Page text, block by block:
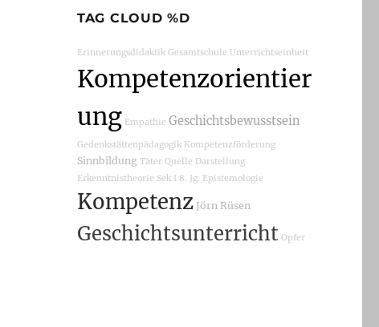
TAG CLOUD %D
Erinnerungsdidaktik Gesamtschule Unterrichtseinheit
Kompetenzorientier
ung Empathie Geschichtsbewusstsein
Gedenkstättenpädagogik Kompetenzförderung
Sinnbildung Täter Quelle Darstellung
Erkenntnistheorie Sek I 8. Jg. Epistemologie
Kompetenz Jörn Rüsen
Geschichtsunterricht Opfer